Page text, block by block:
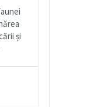
și